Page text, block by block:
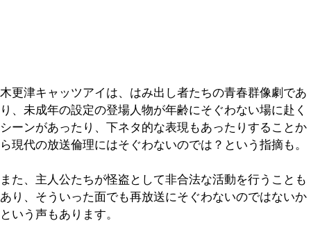
木更津キャッツアイは、はみ出し者たちの青春群像劇であ
り、未成年の設定の登場人物が年齢にそぐわない場に赴く
シーンがあったり、下ネタ的な表現もあったりすることか
ら現代の放送倫理にはそぐわないのでは？という指摘も。
また、主人公たちが怪盗として非合法な活動を行うことも
あり、そういった面でも再放送にそぐわないのではないか
という声もあります。